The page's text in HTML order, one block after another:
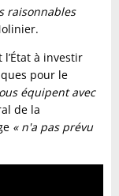
raisonnables
à investir
pour le
équipent avec
de la
« n'a pas prévu